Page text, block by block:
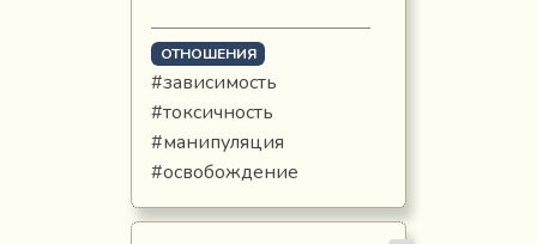
ОТНОШЕНИЯ
#зависимость
#токсичность
#манипуляция
#освобождение